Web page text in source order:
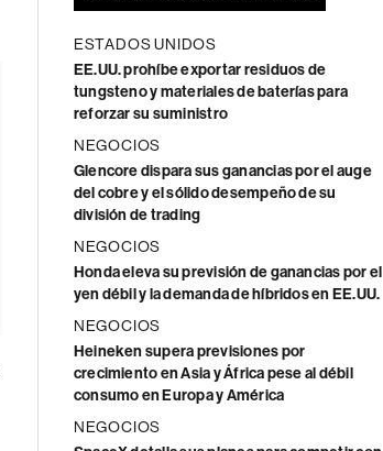
ESTADOS UNIDOS
EE.UU. prohíbe exportar residuos de
tungsteno y materiales de baterías para
reforzar su suministro
NEGOCIOS
Glencore dispara sus ganancias por el auge
del cobre y el sólido desempeño de su
división de trading
NEGOCIOS
Honda eleva su previsión de ganancias por el
yen débil y la demanda de híbridos en EE.UU.
NEGOCIOS
Heineken supera previsiones por
crecimiento en Asia y África pese al débil
consumo en Europa y América
NEGOCIOS